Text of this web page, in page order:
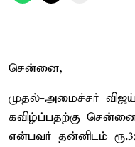
சென்னை,
முதல்-அமைச்சர்
கவிழ்ப்பதற்கு
என்பவர் தன்னிடம்